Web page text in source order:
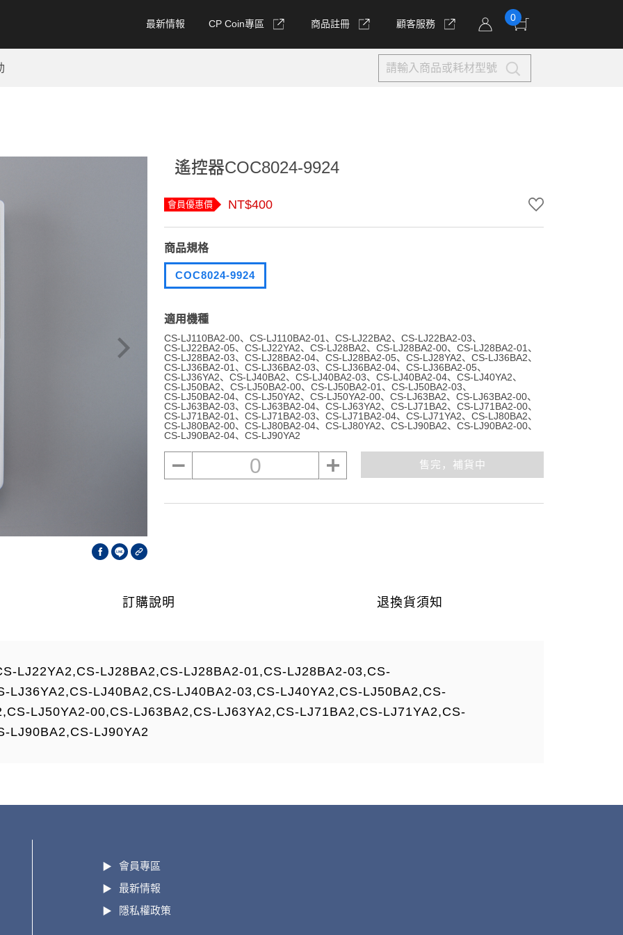
最新情報 CP Coin專區 商品註冊 顧客服務
0
遙控器COC8024-9924
會員優惠價 NT$400
商品規格
COC8024-9924
適用機種
CS-LJ110BA2-00 CS-LJ110BA2-01 CS-LJ22BA2
CS-LJ22BA2-03
CS-LJ22BA2-05
CS-LJ22YA2 CS-LJ28BA2 CS-LJ28BA2-00
CS-LJ28BA2-01
CS-LJ28BA2-03
CS-LJ28BA2-04 CS-LJ28BA2-05 CS-LJ28YA2
CS-LJ36BA2
CS-LJ36BA2-01
CS-LJ36BA2-03 CS-LJ36BA2-04
CS-LJ36BA2-05
CS-LJ36YA2
CS-LJ40BA2 CS-LJ40BA2-03 CS-LJ40BA2-04
CS-LJ40YA2
CS-LJ50BA2
CS-LJ50BA2-00 CS-LJ50BA2-01
CS-LJ50BA2-03
CS-LJ50BA2-04
CS-LJ50YA2 CS-LJ50YA2-00 CS-LJ63BA2
CS-LJ63BA2-00
CS-LJ63BA2-03
CS-LJ63BA2-04 CS-LJ63YA2 CS-LJ71BA2
CS-LJ71BA2-00
CS-LJ71BA2-01
CS-LJ71BA2-03 CS-LJ71BA2-04 CS-LJ71YA2
CS-LJ80BA2
CS-LJ80BA2-00
CS-LJ80BA2-04 CS-LJ80YA2 CS-LJ90BA2
CS-LJ90BA2-00
CS-LJ90BA2-04
CS-LJ90YA2
0 售完，補貨中
訂購說明 退換貨須知
LJ22YA2,CS-LJ28BA2,CS-LJ28BA2-01,CS-LJ28BA2-03,CS-
LJ36YA2,CS-LJ40BA2,CS-LJ40BA2-03,CS-LJ40YA2,CS-LJ50BA2,CS-
LJ50YA2-00,CS-LJ63BA2,CS-LJ63YA2,CS-LJ71BA2,CS-LJ71YA2,CS-
LJ90BA2,CS-LJ90YA2
會員專區
最新情報
隱私權政策